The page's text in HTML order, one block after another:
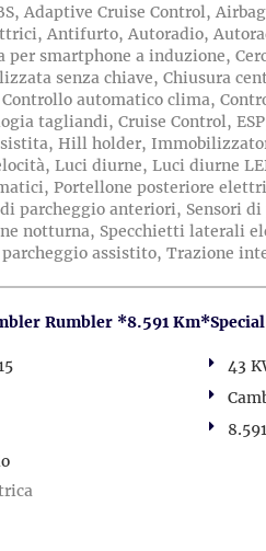
Adaptive Cruise Control,
Antifurto, Autoradio,
per smartphone a induzione,
senza chiave, Chiusura
automatico clima,
tagliandi, Cruise Control,
Hill holder,
Luci diurne, Luci diurne
Portellone posteriore
parcheggio anteriori, Sensori
notturna, Specchietti laterali
assistito, Trazione
Rumbler *8.591
43